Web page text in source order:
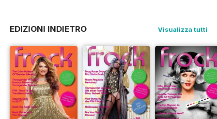
EDIZIONI INDIETRO Visualizza tutti